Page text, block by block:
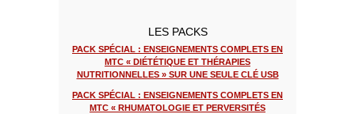
LES PACKS
PACK SPÉCIAL : ENSEIGNEMENTS COMPLETS EN
MTC « DIÉTÉTIQUE ET THÉRAPIES
NUTRITIONNELLES » SUR UNE SEULE CLÉ USB
PACK SPÉCIAL : ENSEIGNEMENTS COMPLETS EN
MTC « RHUMATOLOGIE ET PERVERSITÉS